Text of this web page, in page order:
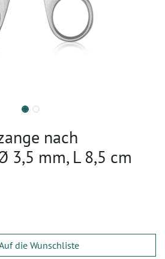
nach
3,5 mm, L 8,5 cm
die Wunschliste